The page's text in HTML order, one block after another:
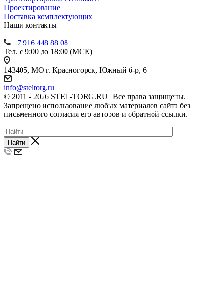
Проектирование
Поставка комплектующих
Наши контакты
+7 916 448 88 08
Тел. с 9:00 до 18:00 (МСК)
143405, МО г. Красногорск, Южный б-р, 6
info@steltorg.ru
© 2011 - 2026 STEL-TORG.RU | Все права защищены.
Запрещено использование любых материалов сайта без
письменного согласия его авторов и обратной ссылки.
Найти